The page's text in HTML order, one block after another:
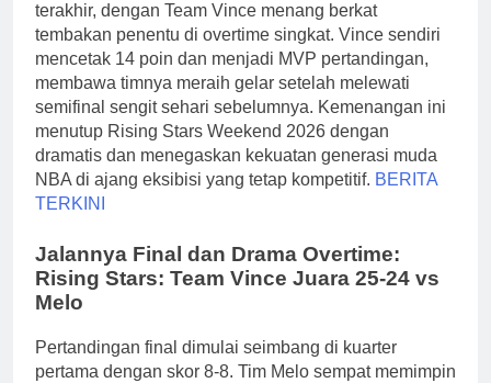
terakhir, dengan Team Vince menang berkat
tembakan penentu di overtime singkat. Vince sendiri
mencetak 14 poin dan menjadi MVP pertandingan,
membawa timnya meraih gelar setelah melewati
semifinal sengit sehari sebelumnya. Kemenangan ini
menutup Rising Stars Weekend 2026 dengan
dramatis dan menegaskan kekuatan generasi muda
NBA di ajang eksibisi yang tetap kompetitif. BERITA
TERKINI
Jalannya Final dan Drama Overtime:
Rising Stars: Team Vince Juara 25-24 vs
Melo
Pertandingan final dimulai seimbang di kuarter
pertama dengan skor 8-8. Tim Melo sempat memimpin